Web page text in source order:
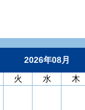
2026年08月
火 水 木